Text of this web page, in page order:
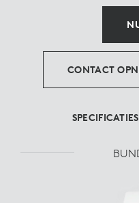
CONTACT
SPECIFICATIES